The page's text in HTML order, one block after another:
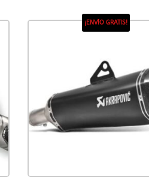
¡ENVÍO GRATIS!